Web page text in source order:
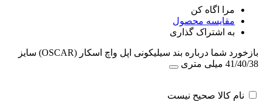
مرا اگاه کن
مقایسه محصول
به اشتراک گذاری
بازخورد شما درباره بند سیلیکونی اپل واچ اسکار (OSCAR) سایز
41/40/38 میلی متری
نام کالا صحیح نیست